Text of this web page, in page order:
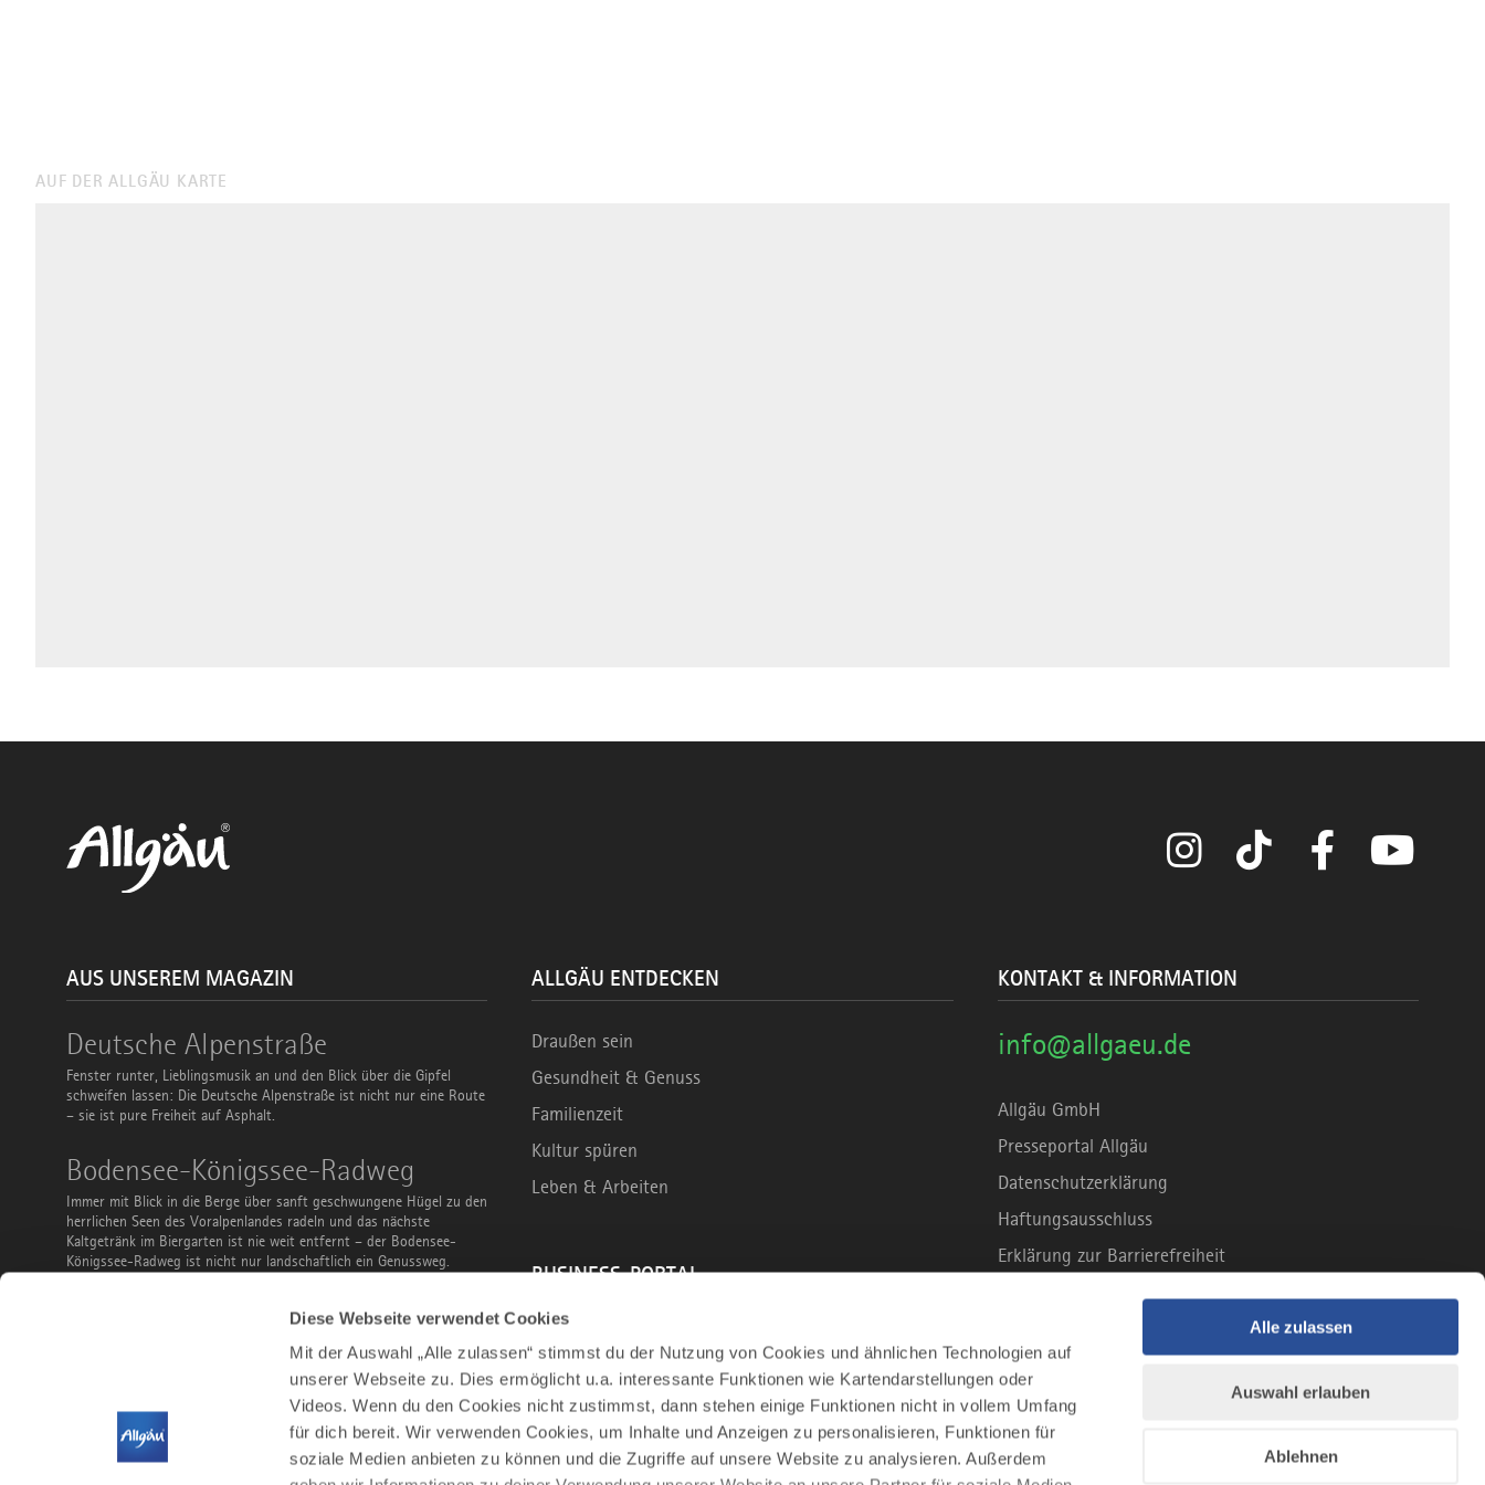
Diese Webseite verwendet Cookies
Mit der Auswahl „Alle zulassen“ stimmst du der Nutzung von Cookies und ähnlichen Technologien auf
unserer Webseite zu. Dies ermöglicht u.a. interessante Funktionen wie Kartendarstellungen oder
Videos. Wenn du den Cookies nicht zustimmst, dann stehen einige Funktionen nicht in vollem Umfang
für dich bereit. Wir verwenden Cookies, um Inhalte und Anzeigen zu personalisieren, Funktionen für
soziale Medien anbieten zu können und die Zugriffe auf unsere Website zu analysieren. Außerdem
Alle zulassen
Auswahl erlauben
Ablehnen
AUF DER ALLGÄU KARTE
Instagram TikTok Facebook
AUS UNSEREM MAGAZIN
Deutsche Alpenstraße
Fenster runter, Lieblingsmusik an und den Blick über die Gipfel
schweifen lassen: Die Deutsche Alpenstraße ist nicht nur eine Route
– sie ist pure Freiheit auf Asphalt.
Deutsche
Alpenstraße
Bodensee-Königssee-Radweg
Immer mit Blick in die Berge über sanft geschwungene Hügel zu den
herrlichen Seen des Voralpenlandes radeln und das nächste
Kaltgetränk im Biergarten ist nie weit entfernt – der Bodensee-
Königssee-Radweg ist nicht nur landschaftlich ein Genussweg.
Bodensee-
Königssee-
Radweg
Ausflüge mit Bus und Bahn
Du musst keinen Parkplatz suchen, kannst vor der Abreise sorglos
noch ein Bier bestellen und ist teilweise sogar gratis: Nutze Bus
und Bahn, um das Allgäu zu entdecken. Ob Familienausflug,
Stadtbesuch, Wanderung, Radtour oder Wintersport – hier findest
du ein paar Vorschläge.
ALLGÄU ENTDECKEN
Draußen sein
Gesundheit & Genuss
Familienzeit
Kultur spüren
Leben & Arbeiten
BUSINESS-PORTAL
Wirtschaftsstandort
Tourismus im Allgäu
Business Service: Angebote für die Region
KONTAKT & INFORMATION
info@allgaeu.de
Allgäu GmbH
Presseportal Allgäu
Datenschutzerklärung
Haftungsausschluss
Erklärung zur Barrierefreiheit